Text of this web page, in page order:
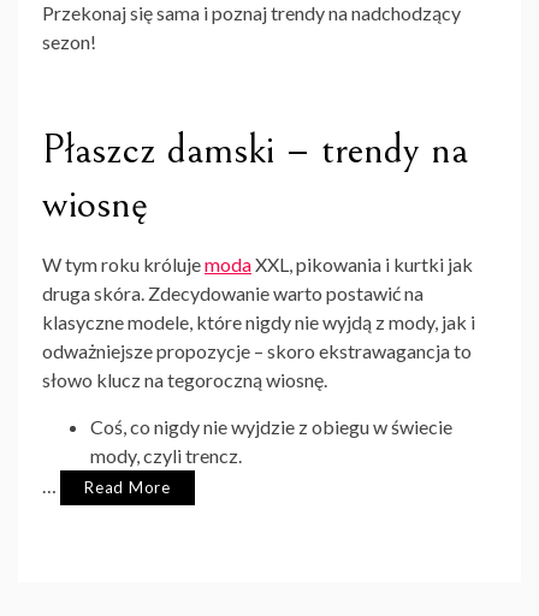
Przekonaj się sama i poznaj trendy na nadchodzący
sezon!
Płaszcz damski – trendy na
wiosnę
W tym roku królujemodaXXL, pikowania i kurtki jak
druga skóra. Zdecydowanie warto postawić na
klasyczne modele, które nigdy nie wyjdą z mody, jak i
odważniejsze propozycje – skoro ekstrawagancja to
słowo klucz na tegoroczną wiosnę.
Coś, co nigdy nie wyjdzie z obiegu w świecie
mody, czyli trencz.
…
Read More